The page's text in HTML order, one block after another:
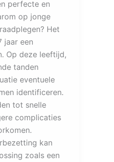
perfecte en
op jonge
Het
jaar een
Op deze leeftijd,
tanden
eventuele
identificeren.
tot snelle
complicaties
kan
zoals een